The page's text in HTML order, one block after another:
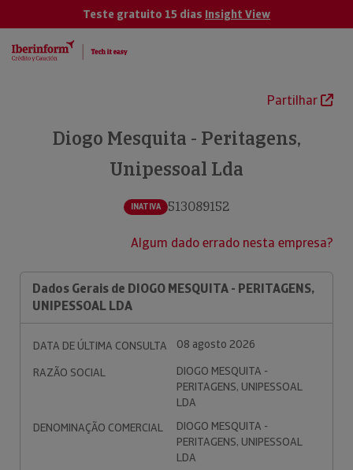
Teste gratuito 15 dias Insight View
Partilhar
Diogo Mesquita - Peritagens,
Unipessoal Lda
INATIVA 513089152
Algum dado errado nesta empresa?
Dados Gerais de DIOGO MESQUITA - PERITAGENS,
UNIPESSOAL LDA
DATA DE ÚLTIMA CONSULTA
08 agosto 2026
RAZÃO SOCIAL
DIOGO MESQUITA -
PERITAGENS, UNIPESSOAL
LDA
DENOMINAÇÃO COMERCIAL
DIOGO MESQUITA -
PERITAGENS, UNIPESSOAL
LDA